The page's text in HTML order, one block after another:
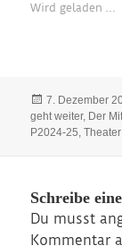
Wird geladen …
Veröffentlicht
am
7. Dezember
geht weiter, Der
P2024-25,Theater
Schreibe
Du musst
Kommentar